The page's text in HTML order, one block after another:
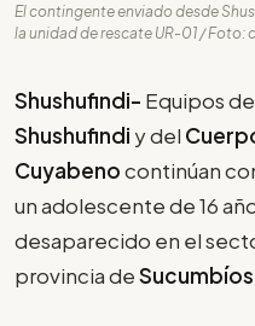
El contingente enviado desde
la unidad de rescate UR-01 / Foto:
Shushufindi- Equipos
Shushufindi y del
Cuyabenocontinúan
un adolescente de 16
desaparecido en el
provincia deSucumbíos